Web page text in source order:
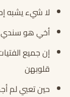
لا شيء يشبه
أخي هو سندي
إن جميع
قلوبهن
حين تعبي لم